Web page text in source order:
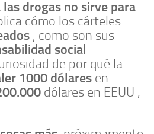
drogas no sirve para
cómo los cárteles
, como son sus
social
de por qué la
1000 dólares en
dólares en EEUU ,